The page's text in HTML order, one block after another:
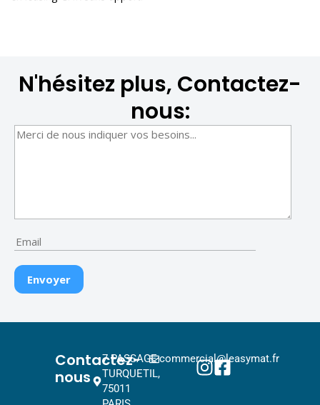
N'hésitez plus, Contactez-
nous:
Contactez-
nous
7 PASSAGE
TURQUETIL,
75011
commercial@leasymat.fr